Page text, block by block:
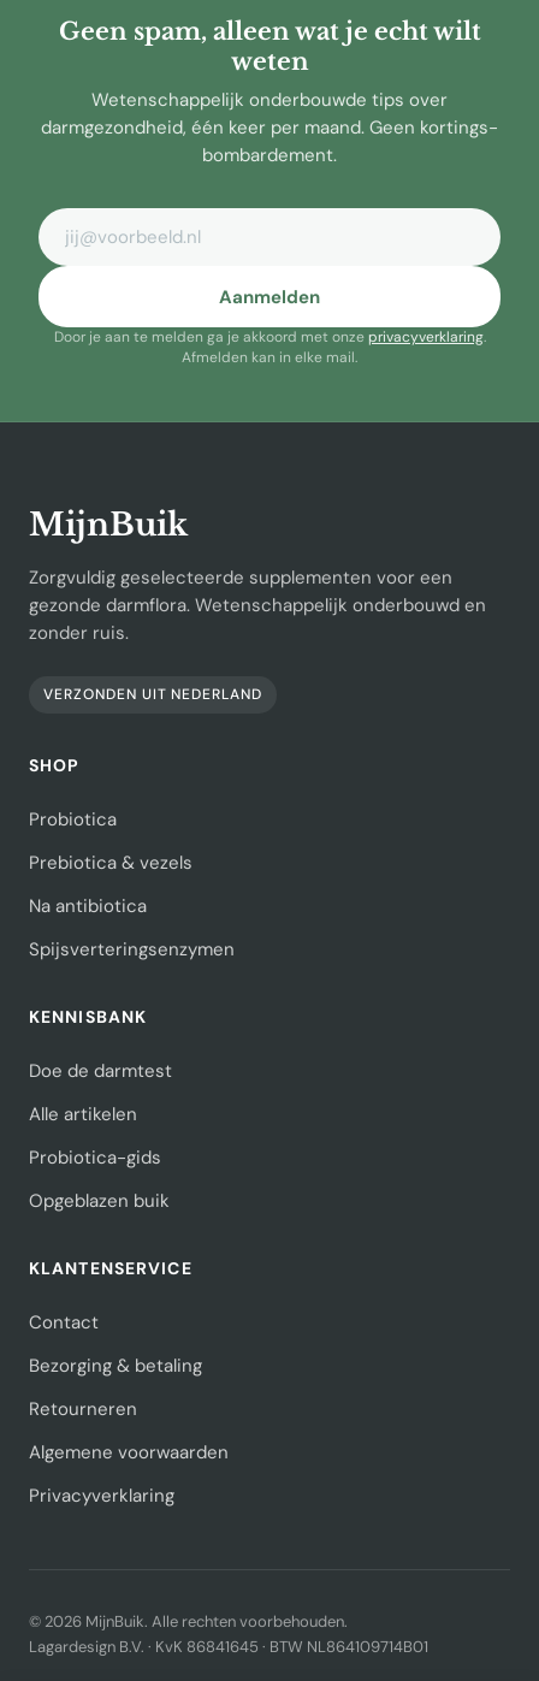
Geen spam, alleen wat je echt wilt
weten
Wetenschappelijk onderbouwde tips over
darmgezondheid, één keer per maand. Geen kortings-
bombardement.
E-mailadres
Aanmelden
Door je aan te melden ga je akkoord met onzeprivacyverklaring.
Afmelden kan in elke mail.
MijnBuik
Zorgvuldig geselecteerde supplementen voor een
gezonde darmflora. Wetenschappelijk onderbouwd en
zonder ruis.
VERZONDEN UIT NEDERLAND
SHOP
Probiotica
Prebiotica & vezels
Na antibiotica
Spijsverteringsenzymen
KENNISBANK
Doe de darmtest
Alle artikelen
Probiotica-gids
Opgeblazen buik
KLANTENSERVICE
Contact
Bezorging & betaling
Retourneren
Algemene voorwaarden
Privacyverklaring
© 2026 MijnBuik. Alle rechten voorbehouden.
Lagardesign B.V. · KvK 86841645 · BTW NL864109714B01